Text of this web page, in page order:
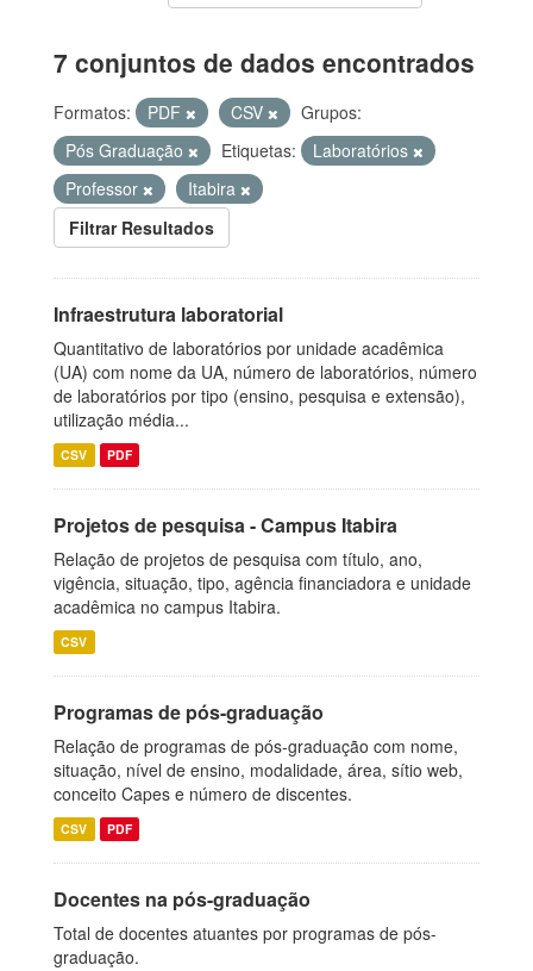
7 conjuntos de dados encontrados
Formatos: PDF CSV
Grupos:
Pós Graduação
Etiquetas:
Laboratórios
Professor
Itabira
Filtrar Resultados
Infraestrutura laboratorial
Quantitativo de laboratórios por unidade acadêmica
(UA) com nome da UA, número de laboratórios, número
de laboratórios por tipo (ensino, pesquisa e extensão),
utilização média...
CSV PDF
Projetos de pesquisa - Campus Itabira
Relação de projetos de pesquisa com título, ano,
vigência, situação, tipo, agência financiadora e unidade
acadêmica no campus Itabira.
CSV
Programas de pós-graduação
Relação de programas de pós-graduação com nome,
situação, nível de ensino, modalidade, área, sítio web,
conceito Capes e número de discentes.
CSV PDF
Docentes na pós-graduação
Total de docentes atuantes por programas de pós-
graduação.